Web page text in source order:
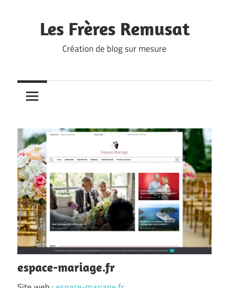
contentLes Frères Remusat
Création de blog sur mesure
espace-mariage.fr